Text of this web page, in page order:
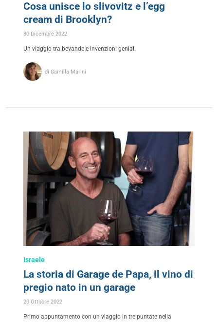
Cosa unisce lo slivovitz e l’egg
cream di Brooklyn?
30 Dicembre 2022
Un viaggio tra bevande e invenzioni geniali
di Camilla Marini
Israele
La storia di Garage de Papa, il vino di
pregio nato in un garage
20 Ottobre 2022
Primo appuntamento con un viaggio in tre puntate nella